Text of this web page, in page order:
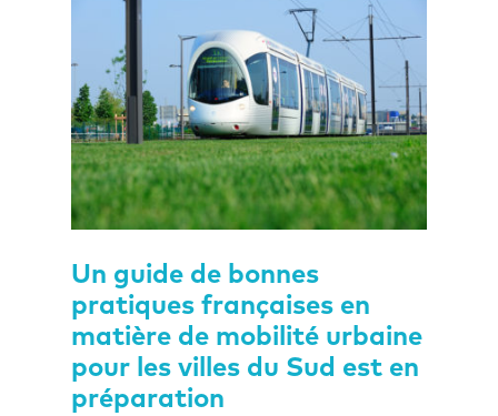
Un guide de bonnes
pratiques françaises en
matière de mobilité urbaine
pour les villes du Sud est en
préparation